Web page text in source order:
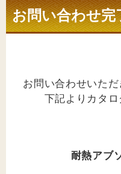
お問い合わせ完
お問い合わせいただ
下記よりカタ
耐熱アブ